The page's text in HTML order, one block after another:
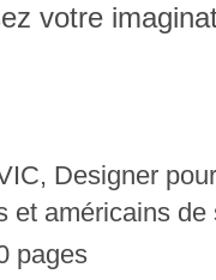
votre
Designer
et américains
pages